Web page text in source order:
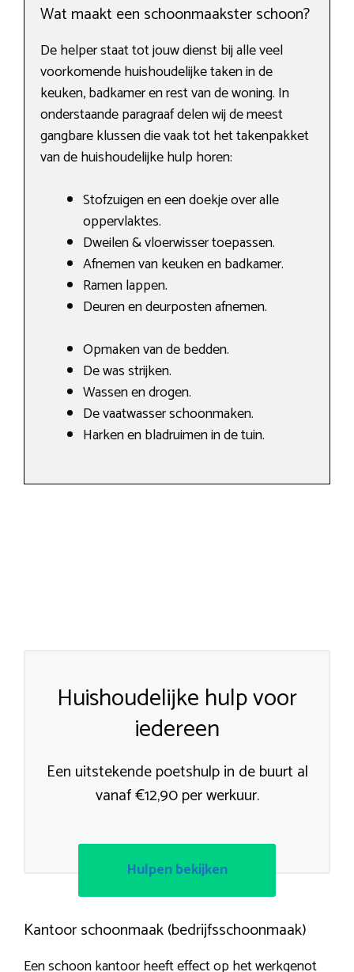
Wat maakt een schoonmaakster schoon?
De helper staat tot jouw dienst bij alle veel
voorkomende huishoudelijke taken in de
keuken, badkamer en rest van de woning. In
onderstaande paragraaf delen wij de meest
gangbare klussen die vaak tot het takenpakket
van de huishoudelijke hulp horen:
Stofzuigen en een doekje over alle
oppervlaktes.
Dweilen & vloerwisser toepassen.
Afnemen van keuken en badkamer.
Ramen lappen.
Deuren en deurposten afnemen.
Opmaken van de bedden.
De was strijken.
Wassen en drogen.
De vaatwasser schoonmaken.
Harken en bladruimen in de tuin.
Huishoudelijke hulp voor
iedereen
Een uitstekende poetshulp in de buurt al
vanaf €12,90 per werkuur.
Hulpen bekijken
Kantoor schoonmaak (bedrijfsschoonmaak)
Een schoon kantoor heeft effect op het werkgenot